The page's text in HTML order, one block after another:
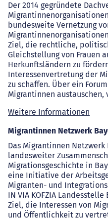
Der 2014 gegründete
bundesweite Vernetzung
Ziel, die rechtliche,
Gleichstellung von Frauen
Herkunftsländern zu
Interessenvertretung der
zu schaffen. Über ein
Migrantinnen
Weitere Informationen
Migrantinnen Netzwerk
Das Migrantinnen
landesweiter
Migrationsgeschichte in
eine Initiative der
Migranten- und
IN VIA KOFZIA
Ziel, die Interessen von
und Öffentlichkeit zu